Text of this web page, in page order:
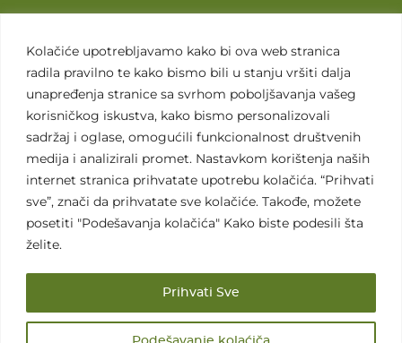
Kolačiće upotrebljavamo kako bi ova web stranica
radila pravilno te kako bismo bili u stanju vršiti dalja
unapređenja stranice sa svrhom poboljšavanja vašeg
korisničkog iskustva, kako bismo personalizovali
sadržaj i oglase, omogućili funkcionalnost društvenih
medija i analizirali promet. Nastavkom korištenja naših
internet stranica prihvatate upotrebu kolačića. “Prihvati
sve”, znači da prihvatate sve kolačiće. Takođe, možete
posetiti "Podešavanja kolačića" Kako biste podesili šta
želite.
Prihvati Sve
Svet poljoprivrede
Marketing usluge
Tražimo saradnike
Kontakt
Kontakt
Sva prava zadržana. 2007 - 2026. © Agromedia d.o.o.